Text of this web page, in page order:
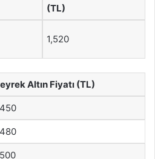
(TL)
1,520
Altın Fiyatı (TL)